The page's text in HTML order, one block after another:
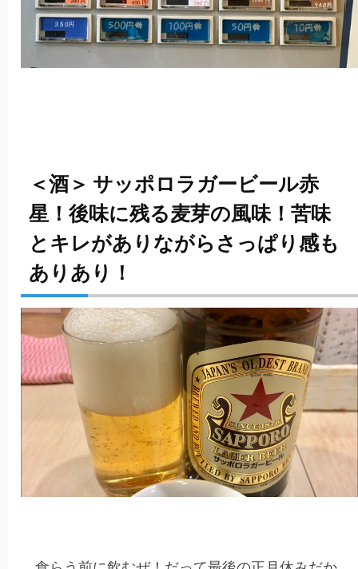
＜酒＞ サッポロラガービール赤
星！後味に残る麦芽の風味！苦味
とキレがありながらさっぱり感も
ありあり！